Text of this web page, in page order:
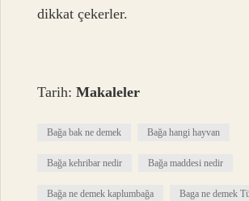
dikkat çekerler.
Tarih:Makaleler
Bağa bak ne demek Bağa hangi hayvan
Bağa kehribar nedir Bağa maddesi nedir
Bağa ne demek kaplumbağa Baga ne demek